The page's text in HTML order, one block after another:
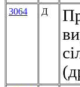
3064 Д